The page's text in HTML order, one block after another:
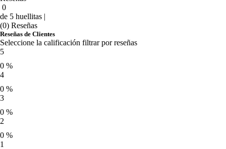
0
de 5 huellitas |
(0) Reseñas
Reseñas de Clientes
Seleccione la calificación filtrar por reseñas
5
0 %
4
0 %
3
0 %
2
0 %
1